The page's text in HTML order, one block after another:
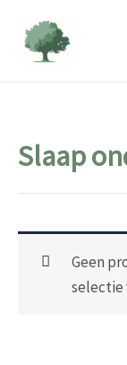
naar
inhoud
Slaap
Geen
selectie